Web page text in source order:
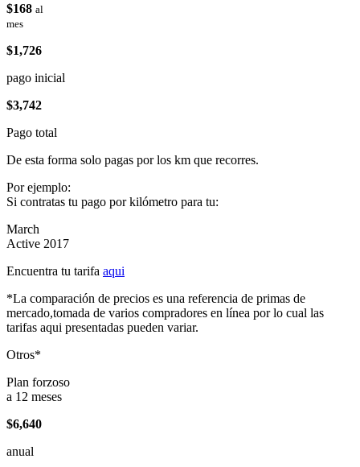
$168 al
mes
$1,726
pago inicial
$3,742
Pago total
De esta forma solo pagas por los km que recorres.
Por ejemplo:
Si contratas tu pago por kilómetro para tu:
March
Active 2017
Encuentra tu tarifa aqui
*La comparación de precios es una referencia de primas de
mercado,tomada de varios compradores en línea por lo cual las
tarifas aqui presentadas pueden variar.
Otros*
Plan forzoso
a 12 meses
$6,640
anual